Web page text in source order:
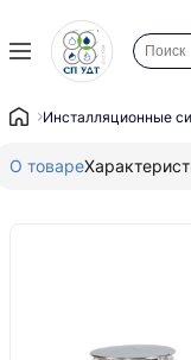
Инсталляционные
О товаре